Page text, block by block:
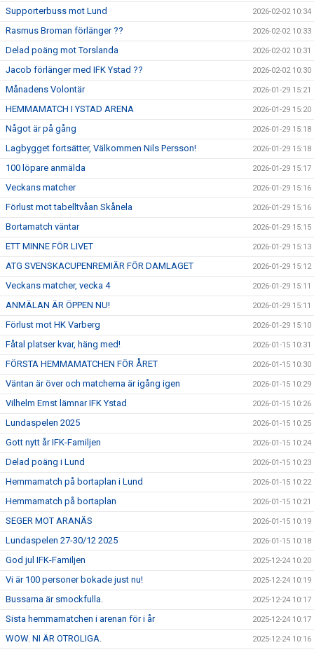
Supporterbuss mot Lund 2026-02-02 10:34
Rasmus Broman förlänger ?? 2026-02-02 10:33
Delad poäng mot Torslanda 2026-02-02 10:31
Jacob förlänger med IFK Ystad ?? 2026-02-02 10:30
Månadens Volontär 2026-01-29 15:21
HEMMAMATCH I YSTAD ARENA 2026-01-29 15:20
Något är på gång 2026-01-29 15:18
Lagbygget fortsätter, Välkommen Nils Persson! 2026-01-29 15:18
100 löpare anmälda 2026-01-29 15:17
Veckans matcher 2026-01-29 15:16
Förlust mot tabelltvåan Skånela 2026-01-29 15:16
Bortamatch väntar 2026-01-29 15:15
ETT MINNE FÖR LIVET 2026-01-29 15:13
ATG SVENSKACUPENREMIÄR FÖR DAMLAGET 2026-01-29 15:12
Veckans matcher, vecka 4 2026-01-29 15:11
ANMÄLAN ÄR ÖPPEN NU! 2026-01-29 15:11
Förlust mot HK Varberg 2026-01-29 15:10
Fåtal platser kvar, häng med! 2026-01-15 10:31
FÖRSTA HEMMAMATCHEN FÖR ÅRET 2026-01-15 10:30
Väntan är över och matcherna är igång igen 2026-01-15 10:29
Vilhelm Ernst lämnar IFK Ystad 2026-01-15 10:26
Lundaspelen 2025 2026-01-15 10:25
Gott nytt år IFK-Familjen 2026-01-15 10:24
Delad poäng i Lund 2026-01-15 10:23
Hemmamatch på bortaplan i Lund 2026-01-15 10:22
Hemmamatch på bortaplan 2026-01-15 10:21
SEGER MOT ARANÄS 2026-01-15 10:19
Lundaspelen 27-30/12 2025 2026-01-15 10:18
God jul IFK-Familjen 2025-12-24 10:20
Vi är 100 personer bokade just nu! 2025-12-24 10:19
Bussarna är smockfulla. 2025-12-24 10:17
Sista hemmamatchen i arenan för i år 2025-12-24 10:17
WOW. NI ÄR OTROLIGA. 2025-12-24 10:16